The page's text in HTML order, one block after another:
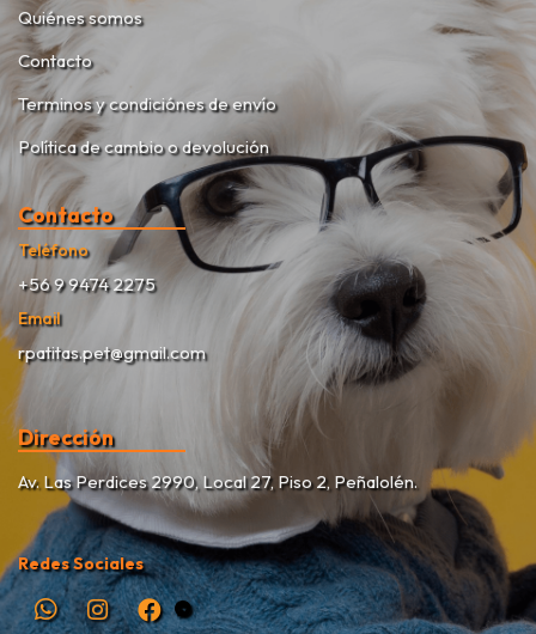
Quiénes somos
Contacto
Terminos y condiciónes de envío
Política de cambio o devolución
Contacto
Teléfono
+56 9 9474 2275
Email
rpatitas.pet@gmail.com
Dirección
Av. Las Perdices 2990, Local 27, Piso 2, Peñalolén.
Redes Sociales